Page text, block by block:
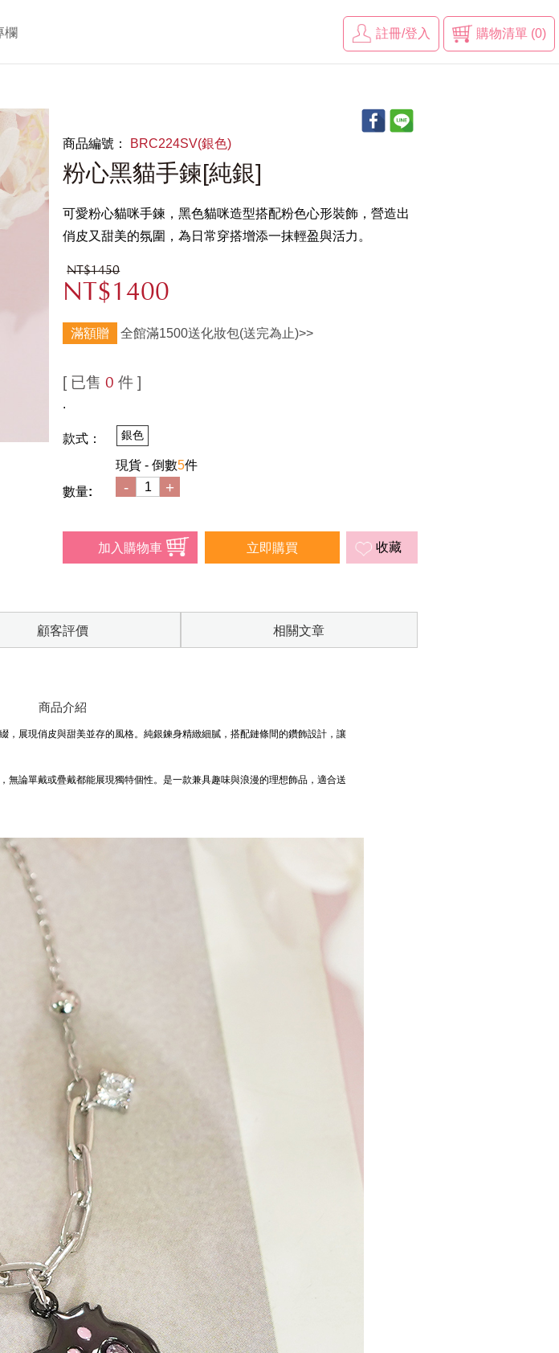
欄 購物清單 (0)
註冊/登入
商品編號： BRC224SV(銀色)
粉心黑貓手鍊[純銀]
可愛粉心貓咪手鍊，黑色貓咪造型搭配粉色心形裝飾，營造出
俏皮又甜美的氛圍，為日常穿搭增添一抹輕盈與活力。
NT$1450
NT$1400
滿額贈 全館滿1500送化妝包(送完為止)>>
[ 已售0 件 ]
.
款式： 銀色
現貨 - 倒數5件
數量:
- +
收藏
顧客評價 相關文章
商品介紹
，展現俏皮與甜美並存的風格。純銀鍊身精緻細膩，搭配鏈條間的鑽飾設計，讓
無論單戴或疊戴都能展現獨特個性。是一款兼具趣味與浪漫的理想飾品，適合送